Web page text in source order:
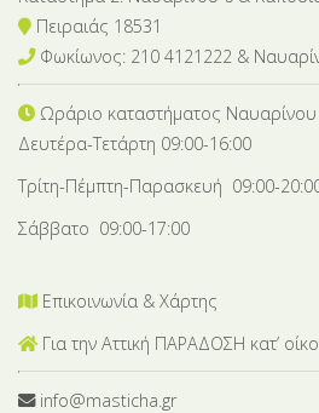
Πειραιάς 18531
Φωκίωνος: 210 4121222 &
Ωράριο καταστήματος
Δευτέρα-Tετάρτη 09:00-16:00
Τρίτη-Πέμπτη-Παρασκευή 09:00-
Σάββατο 09:00-17:00
Επικοινωνία & Χάρτης
Για την Αττική ΠΑΡΑΔΟΣΗ κατ’
info@masticha.gr